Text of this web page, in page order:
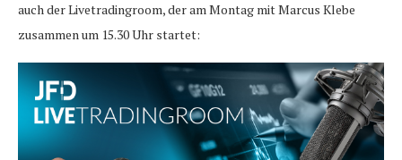
auch der Livetradingroom, der am Montag mit Marcus Klebe
zusammen um 15.30 Uhr startet: